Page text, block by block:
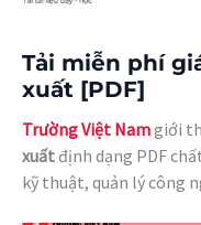
Tải miễn phí
xuất [PDF]
Trường Việt Namgiới
xuấtđịnh dạng PDF
kỹ thuật, quản lý công